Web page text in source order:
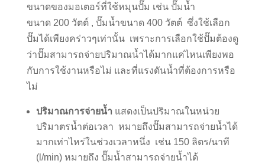
ขนาดของมอเตอร์ที่ใช้หมุนปั๊ม เช่น ปั๊มน้ำ
ขนาด 200 วัตต์ , ปั๊มน้ำขนาด 400 วัตต์ ซึ่งใช้เลือก
ปั๊มได้เพียงคร่าวๆเท่านั้น เพราะการเลือกใช้ปั๊มต้องดู
ว่าปั๊มสามารถจ่ายปริมาณน้ำได้มากแค่ไหนเพียงพอ
กับการใช้งานหรือไม่ และที่แรงดันน้ำที่ต้องการหรือ
ไม่
ปริมาณการจ่ายน้ำ แสดงเป็นปริมาณในหน่วย
ปริมาตรน้ำต่อเวลา หมายถึงปั๊มสามารถจ่ายน้ำได้
มากเท่าไหร่ในช่วงเวลาหนึ่ง เช่น 150 ลิตร/นาที
(l/min) หมายถึง ปั๊มน้ำสามารถจ่ายน้ำได้